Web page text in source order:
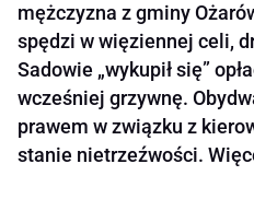
mężczyzna z gminy
spędzi w więziennej celi,
Sadowie „wykupił się”
wcześniej grzywnę.
prawem w związku z
stanie nietrzeźwości.